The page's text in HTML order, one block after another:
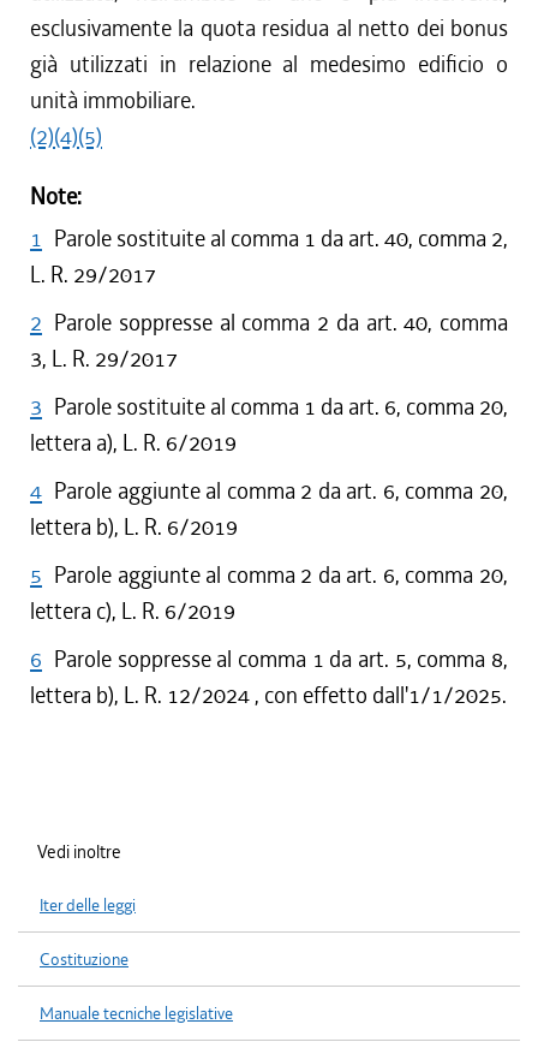
esclusivamente la quota residua al netto dei bonus
già utilizzati in relazione al medesimo edificio o
unità immobiliare.
(2)(4)(5)
Note:
1 Parole sostituite al comma 1 da art. 40, comma 2,
L. R. 29/2017
2 Parole soppresse al comma 2 da art. 40, comma
3, L. R. 29/2017
3 Parole sostituite al comma 1 da art. 6, comma 20,
lettera a), L. R. 6/2019
4 Parole aggiunte al comma 2 da art. 6, comma 20,
lettera b), L. R. 6/2019
5 Parole aggiunte al comma 2 da art. 6, comma 20,
lettera c), L. R. 6/2019
6 Parole soppresse al comma 1 da art. 5, comma 8,
lettera b), L. R. 12/2024 , con effetto dall'1/1/2025.
Vedi inoltre
Iter delle leggi
Costituzione
Manuale tecniche legislative